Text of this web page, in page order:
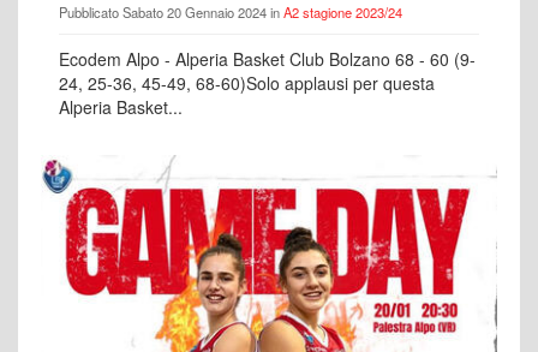
Pubblicato Sabato 20 Gennaio 2024 inA2 stagione 2023/24
Ecodem Alpo - Alperia Basket Club Bolzano 68 - 60 (9-
24, 25-36, 45-49, 68-60)Solo applausi per questa
Alperia Basket...